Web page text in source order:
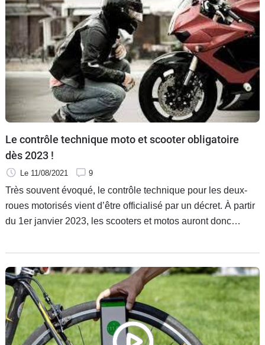
Le contrôle technique moto et scooter obligatoire
dès 2023 !
Le 11/08/2021 9
Très souvent évoqué, le contrôle technique pour les deux-
roues motorisés vient d’être officialisé par un décret. À partir
du 1er janvier 2023, les scooters et motos auront donc
deux ans.